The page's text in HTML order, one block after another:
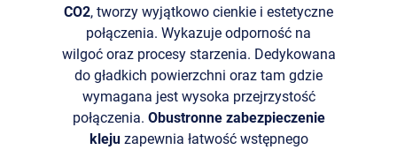
CO2, tworzy wyjątkowo cienkie i estetyczne
połączenia. Wykazuje odporność na
wilgoć oraz procesy starzenia. Dedykowana
do gładkich powierzchni oraz tam gdzie
wymagana jest wysoka przejrzystość
połączenia. Obustronne zabezpieczenie
klejuzapewnia łatwość wstępnego